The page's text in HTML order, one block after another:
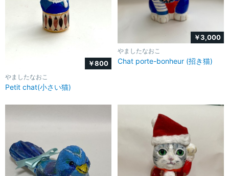
￥800
やましたなおこ
Petit chat(小さい猫)
￥3,000
やましたなおこ
Chat porte-bonheur (招き猫)